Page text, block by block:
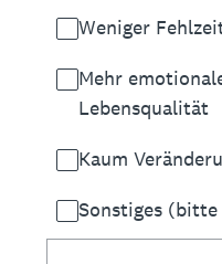
Weniger
Mehr
Lebensqualität
Kaum
Sonstiges (bitte